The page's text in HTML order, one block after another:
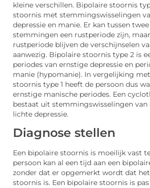
kleine verschillen. Bipolaire stoornis
stoornis met stemmingswisselingen
depressie en manie. Er kan tussen
stemmingen een rustperiode zijn,
rustperiode blijven de verschijnselen
aanwezig. Bipolaire stoornis type 2 is
periodes van ernstige depressie en
manie (hypomanie). In vergelijking
stoornis type 1 heeft de persoon dus
ernstige manische periodes. Een
bestaat uit stemmingswisselingen van
lichte depressie.
Diagnose stellen
Een bipolaire stoornis is moeilijk vast
persoon kan al een tijd aan een
zonder dat er opgemerkt wordt dat
stoornis is. Een bipolaire stoornis is